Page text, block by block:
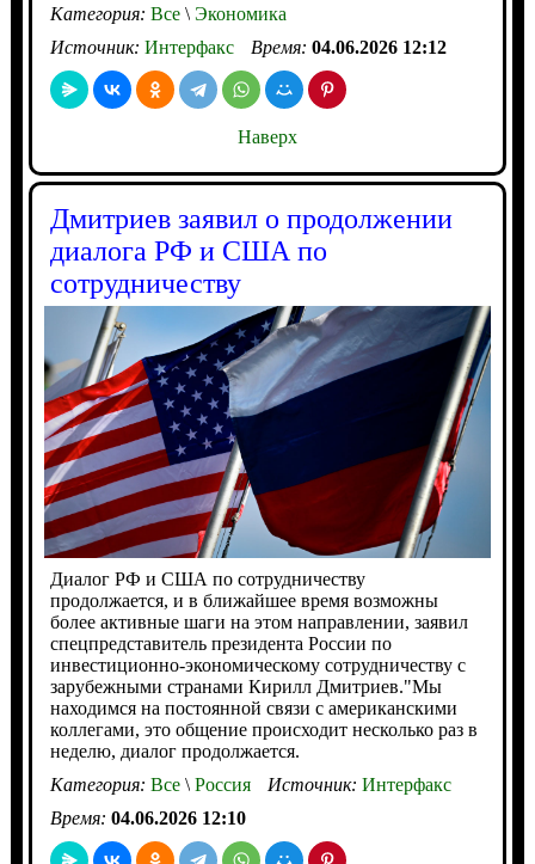
Категория: Все\Экономика
Источник: Интерфакс Время: 04.06.2026 12:12
Наверх
Дмитриев заявил о продолжении
диалога РФ и США по
сотрудничеству
Диалог РФ и США по сотрудничеству
продолжается, и в ближайшее время возможны
более активные шаги на этом направлении, заявил
спецпредставитель президента России по
инвестиционно-экономическому сотрудничеству с
зарубежными странами Кирилл Дмитриев."Мы
находимся на постоянной связи с американскими
коллегами, это общение происходит несколько раз в
неделю, диалог продолжается.
Категория: Все\Россия Источник: Интерфакс
Время: 04.06.2026 12:10